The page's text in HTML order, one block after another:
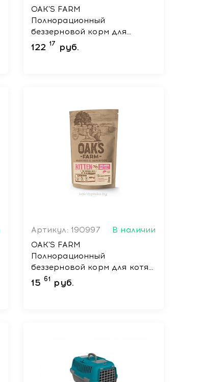
OAK'S FARM
Полнорационный
беззерновой корм для
взрослых кошек White Fish/
Белая рыба 6 кг
122 17 руб.
Артикул: 190997
В наличии
OAK'S FARM
Полнорационный
беззерновой корм для котят
15 61 руб.